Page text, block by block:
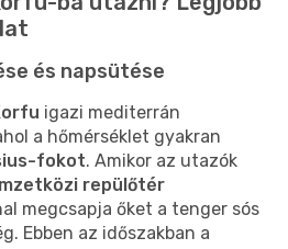
és napsütése
igazi mediterrán
a hőmérséklet gyakran
fokot. Amikor az utazók
repülőtér
megcsapja őket a tenger sós
Ebben az időszakban a